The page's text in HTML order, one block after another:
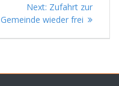
Next: Next
post:
Zufahrt zur
Gemeinde wieder frei